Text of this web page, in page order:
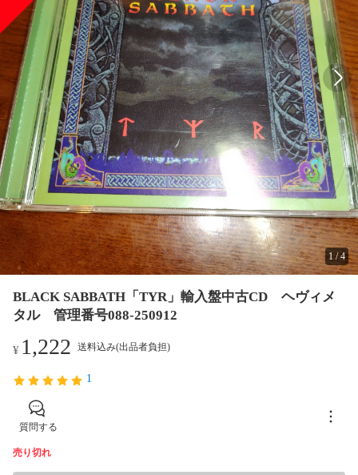
1 /4
BLACK SABBATH「TYR」輸入盤中古CD ヘヴィメ
タル 管理番号088-250912
¥ 1,222 送料込み(出品者負担)
1
質問する
売り切れ